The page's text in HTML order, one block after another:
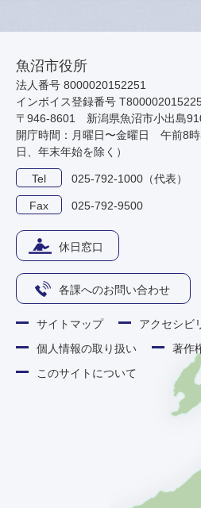
魚沼市役所
法人番号 8000020152251
インボイス登録番号
〒946-8601 新潟県魚沼市小出島
開庁時間：月曜日〜金曜日 午前8
日、年末年始を除く）
Tel 025-792-1000（代表）
Fax 025-792-9500
休日窓口
各課へのお問い合わせ
サイトマップ
アクセシビ
個人情報の取り扱い
著作
このサイトについて